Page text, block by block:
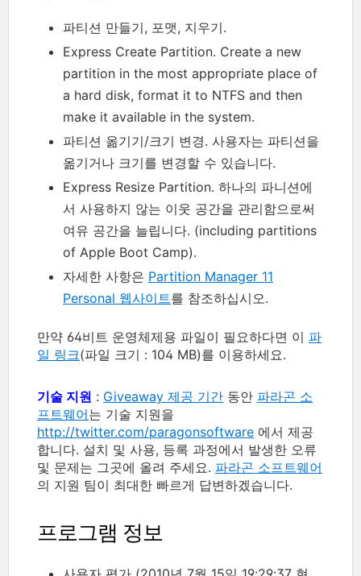
파티션 만들기, 포맷, 지우기.
Express Create Partition. Create a new
partition in the most appropriate place of
a hard disk, format it to NTFS and then
make it available in the system.
파티션 옮기기/크기 변경. 사용자는 파티션을
옮기거나 크기를 변경할 수 있습니다.
Express Resize Partition. 하나의 파니션에
서 사용하지 않는 이웃 공간을 관리함으로써
여유 공간을 늘립니다. (including partitions
of Apple Boot Camp).
자세한 사항은 Partition Manager 11
Personal 웹사이트를 참조하십시오.
만약 64비트 운영체제용 파일이 필요하다면 이 파
일 링크(파일 크기 : 104 MB)를 이용하세요.
기술 지원 : Giveaway 제공 기간 동안 파라곤 소
프트웨어는 기술 지원을
http://twitter.com/paragonsoftware 에서 제공
합니다. 설치 및 사용, 등록 과정에서 발생한 오류
및 문제는 그곳에 올려 주세요. 파라곤 소프트웨어
의 지원 팀이 최대한 빠르게 답변하겠습니다.
프로그램 정보